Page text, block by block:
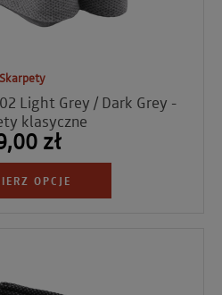
Skarpety
Light Grey / Dark Grey -
klasyczne
zł
OPCJE